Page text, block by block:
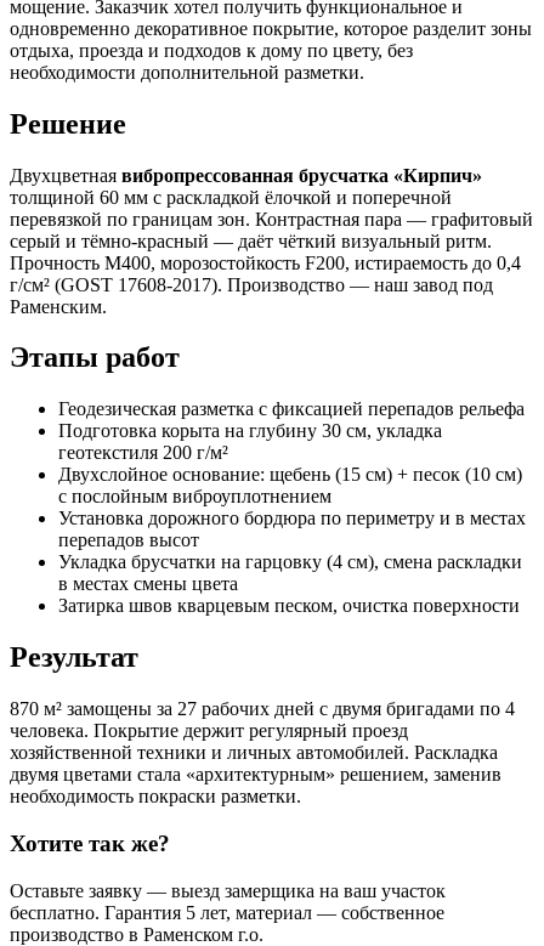
мощение. Заказчик хотел получить функциональное и
одновременно декоративное покрытие, которое разделит зоны
отдыха, проезда и подходов к дому по цвету, без
необходимости дополнительной разметки.
Решение
Двухцветная вибропрессованная брусчатка «Кирпич»
толщиной 60 мм с раскладкой ёлочкой и поперечной
перевязкой по границам зон. Контрастная пара — графитовый
серый и тёмно-красный — даёт чёткий визуальный ритм.
Прочность М400, морозостойкость F200, истираемость до 0,4
г/см² (GOST 17608-2017). Производство — наш завод под
Раменским.
Этапы работ
Геодезическая разметка с фиксацией перепадов рельефа
Подготовка корыта на глубину 30 см, укладка
геотекстиля 200 г/м²
Двухслойное основание: щебень (15 см) + песок (10 см)
с послойным виброуплотнением
Установка дорожного бордюра по периметру и в местах
перепадов высот
Укладка брусчатки на гарцовку (4 см), смена раскладки
в местах смены цвета
Затирка швов кварцевым песком, очистка поверхности
Результат
870 м² замощены за 27 рабочих дней с двумя бригадами по 4
человека. Покрытие держит регулярный проезд
хозяйственной техники и личных автомобилей. Раскладка
двумя цветами стала «архитектурным» решением, заменив
необходимость покраски разметки.
Хотите так же?
Оставьте заявку — выезд замерщика на ваш участок
бесплатно. Гарантия 5 лет, материал — собственное
производство в Раменском г.о.